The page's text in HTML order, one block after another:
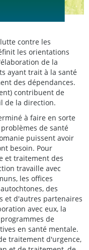
contre les
les orientations
de la
ayant trait à la santé
des dépendances.
contribuent de
de la direction.
à faire en sorte
de santé
puissent avoir
besoin. Pour
et traitement des
travaille avec
les offices
des
et d'autres partenaires
avec eux, la
de
en santé mentale.
traitement d'urgence,